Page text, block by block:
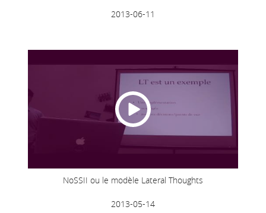
2013-06-11
NoSSII ou le modèle Lateral Thoughts
2013-05-14